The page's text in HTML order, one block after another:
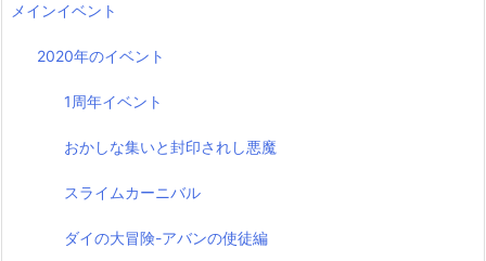
メインイベント
2020年のイベント
1周年イベント
おかしな集いと封印されし悪魔
スライムカーニバル
ダイの大冒険-アバンの使徒編